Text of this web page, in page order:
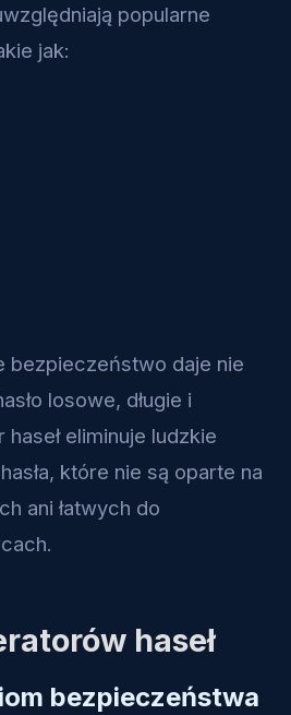
popularne
jak:
bezpieczeństwo daje nie
losowe, długie i
eliminuje ludzkie
które nie są oparte na
ani łatwych do
haseł
bezpieczeństwa